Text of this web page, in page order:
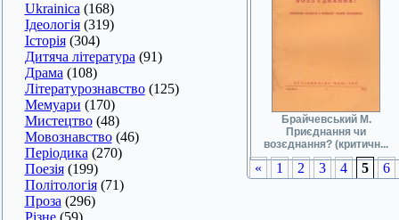
Ukrainica (168)
Ідеологія(319)
Історія(304)
Дитяча література (91)
Драма (108)
Літературознавство(125)
Мемуари (170)
Мистецтво(48)
Мовознавство(46)
Періодика (270)
Поезія(199)
Політологія(71)
Проза (296)
Різне(59)
Брайчевський М.
Приєднання чи
возєднання? (критичн...
« 1 2 3 4 5 6